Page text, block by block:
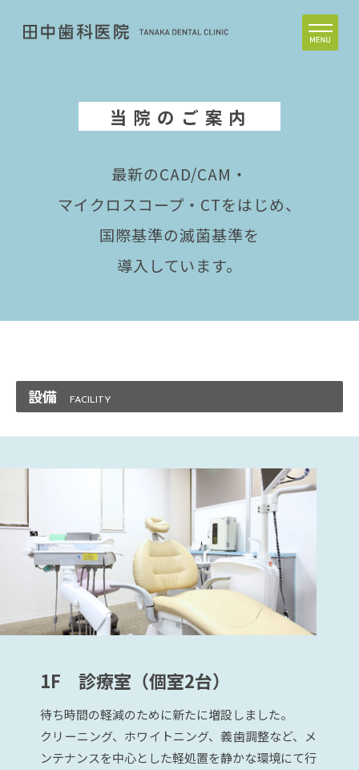
当院のご案内
最新のCAD/CAM・
マイクロスコープ・CTをはじめ、
国際基準の滅菌基準を
導入しています。
設備
1F 診療室（個室2台）
待ち時間の軽減のために新たに増設しました。
クリーニング、ホワイトニング、義歯調整など、メ
ンテナンスを中心とした軽処置を静かな環境にて行